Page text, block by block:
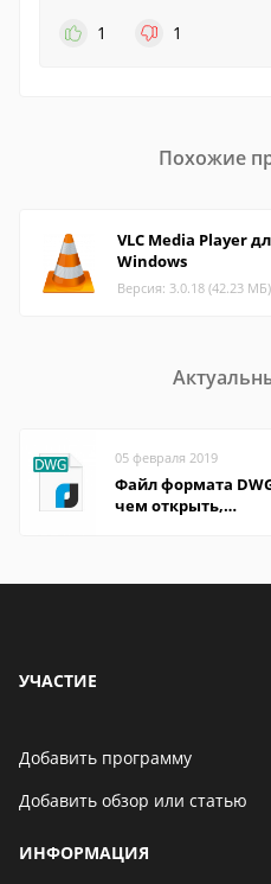
1
1
Похожие
VLC Media Player
Windows
Версия: 3.0.18 (42.23 МБ)
05 февраля 2019
Файл формата
чем открыть,
УЧАСТИЕ
Добавить программу
Добавить обзор или статью
ИНФОРМАЦИЯ